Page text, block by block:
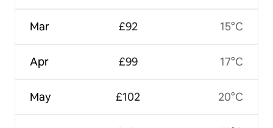
Mar
Apr
May
£92
£99
£102
15°C
17°C
20°C